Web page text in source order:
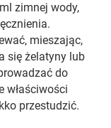
zimnej wody,
mieszając,
się żelatyny lub
do
właściwości
przestudzić.